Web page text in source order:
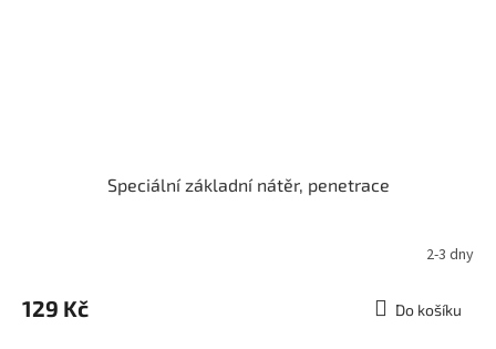
Speciální základní nátěr, penetrace
2-3 dny
129 Kč Do košíku